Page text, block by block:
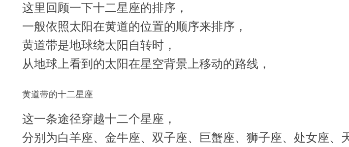
这里回顾一下十二星座的排序，
一般依照太阳在黄道的位置的顺序来排序，
黄道带是地球绕太阳自转时，
从地球上看到的太阳在星空背景上移动的路线，
黄道带的十二星座
这一条途径穿越十二个星座，
分别为白羊座、金牛座、双子座、巨蟹座、狮子座、处女座、